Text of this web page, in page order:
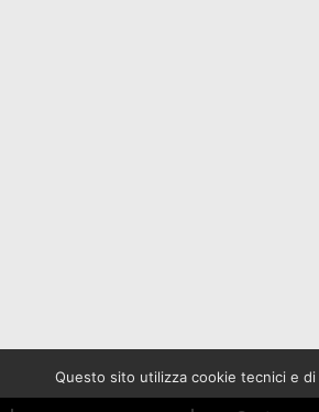
Questo sito utilizza cookie tecnici e